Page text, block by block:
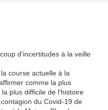
d'incertitudes à la veille
course actuelle à la
comme la plus
plus difficile de l'histoire
du Covid-19 de